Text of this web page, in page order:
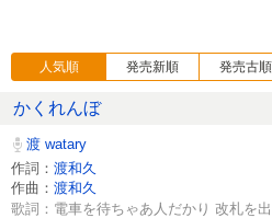
人気順 発売新順 発売古順
かくれんぼ
渡 watary
作詞： 渡和久
作曲： 渡和久
歌詞：電車を待ちゃあ人だかり 改札を